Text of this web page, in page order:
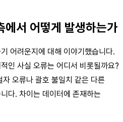
에서 어떻게 발생하는가
어려운지에 대해 이야기했습니다.
인 사실 오류는 어디서 비롯될까요?
오류나 괄호 불일치 같은 다른
다. 차이는 데이터에 존재하는